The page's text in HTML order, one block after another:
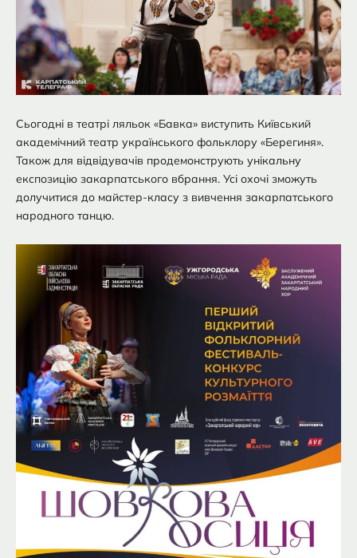
Сьогодні в театрі ляльок «Бавка» виступить Київський
академічний театр українського фольклору «Берегиня».
Також для відвідувачів продемонструють унікальну
експозицію закарпатського вбрання. Усі охочі зможуть
долучитися до майстер-класу з вивчення закарпатського
народного танцю.